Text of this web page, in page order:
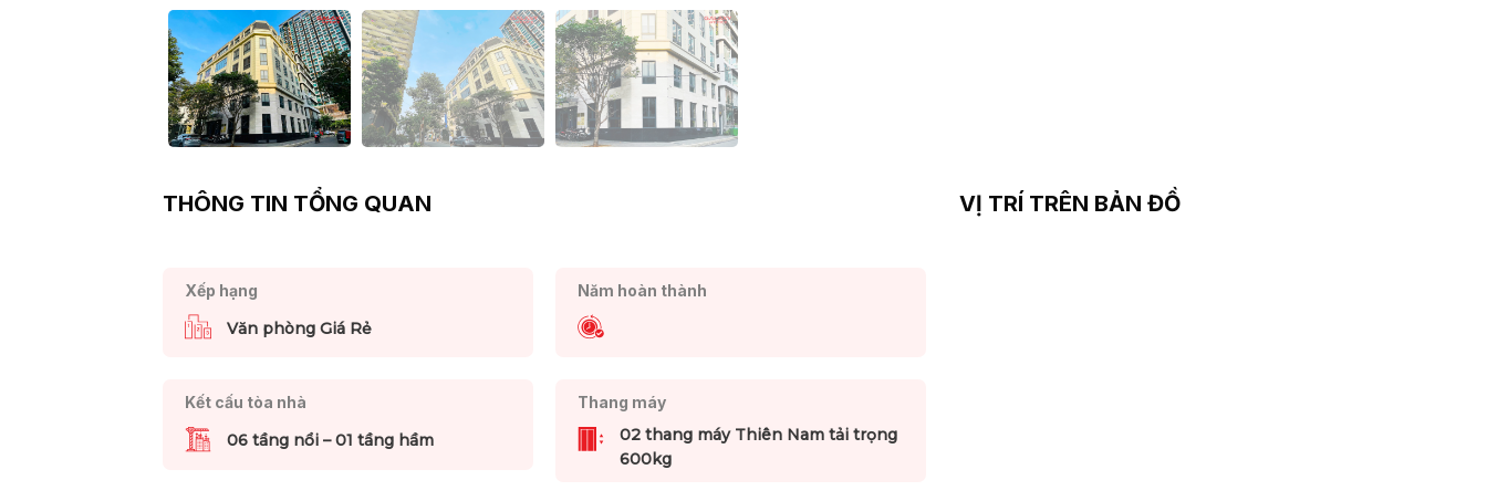
THÔNG TIN TỔNG QUAN
Xếp hạng
Văn phòng Giá Rẻ
Năm hoàn thành
Kết cấu tòa nhà
06 tầng nổi – 01 tầng hầm
Thang máy
02 thang máy Thiên Nam tải trọng
600kg
VỊ TRÍ TRÊN BẢN ĐỒ